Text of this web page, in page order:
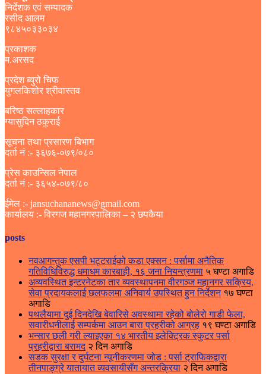
निर्देशक एवं सम्पादक
रसीद आलम
९८४५०३३०३४
प्रकाशक
म.अरसद
प्रदेश ब्युरो चिफ
युगलकिशोर श्रीवास्तव
बरिष्ठ सल्लाहकार
ग्यासुदिन ठकुराई
सूचना तथा प्रसारण बिभाग
दर्ता नं :- ३६७६-०७९/०८०
प्रेस काउन्सिल नेपाल
दर्ता नं :- ३६५४-०७९/८०
ईमेल :- jansuchananews@gmail.com
कार्यालय :- विरगज महानगरपालिका – २ छपकैया
posts
नवआगन्तुक एसपी भट्टराईको कडा एक्सन : पर्सामा अनैतिक
गतिविधिविरुद्ध धमाधम कारबाही, १६ जना नियन्त्रणमा ५ घण्टा अगाडि
अव्यवस्थित इन्टरनेटका तार व्यवस्थापनमा वीरगञ्ज महानगर सक्रिय,
सेवा प्रदायकलाई छलफलमा अनिवार्य उपस्थित हुन निर्देशन १७ घण्टा
अगाडि
पथलैयामा दुई दिनदेखि बेवारिसे अवस्थामा रहेको बोलेरो गाडी फेला,
सवारीधनीलाई सम्पर्कमा आउन बारा प्रहरीको आग्रह १९ घण्टा अगाडि
भन्सार छली गरी ल्याइएका १४ भारतीय इलेक्ट्रिक स्कुटर पर्सा
प्रहरीद्वारा बरामद २ दिन अगाडि
सडक सुरक्षा र दुर्घटना न्यूनीकरणमा जोड : पर्सा ट्राफिकद्वारा
तीनपाङ्ग्रे यातायात व्यवसायीसँग अन्तरक्रिया २ दिन अगाडि